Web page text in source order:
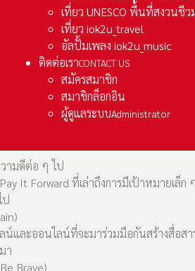
เที่ยว UNESCO พื้นที่สงวนชีว
เที่ยว iok2u_travel
อัลปั้มเพลง iok2u_music
ติดต่อเราCONTACT US
สมัครสมาชิก
สมาชิกล็อกอิน
ผู้ดูแลระบบAdministrator
ามดีต่อ ๆ ไป
It Forward ที่เล่าถึงการมีเป้าหมาย
ป
และออนไลน์ที่จะมาร่วมมือกันสร้างสื่อส
า
Brave)